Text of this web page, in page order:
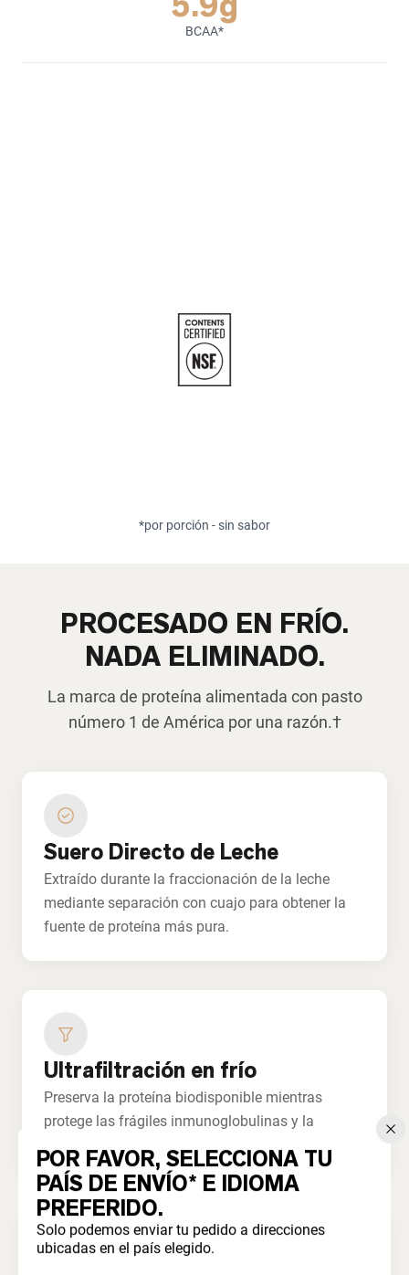
BCAA*
*por porción - sin sabor
PROCESADO EN FRÍO.
NADA ELIMINADO.
La marca de proteína alimentada con pasto
número 1 de América por una razón.†
Suero Directo de Leche
Extraído durante la fraccionación de la leche
mediante separación con cuajo para obtener la
fuente de proteína más pura.
Ultrafiltración en frío
Preserva la proteína biodisponible mientras
protege las frágiles inmunoglobulinas y la
POR FAVOR, SELECCIONA TU
PAÍS DE ENVÍO* E IDIOMA
PREFERIDO.
Solo podemos enviar tu pedido a direcciones
ubicadas en el país elegido.